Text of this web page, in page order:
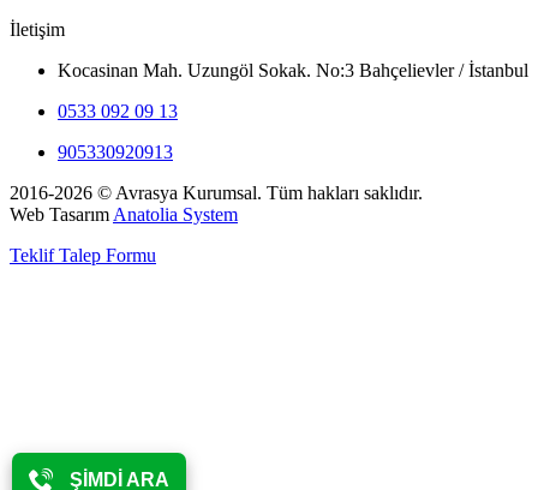
ŞİMDİ ARA
İletişim
Kocasinan Mah. Uzungöl Sokak. No:3 Bahçelievler / İstanbul
0533 092 09 13
905330920913
2016-2026 © Avrasya Kurumsal. Tüm hakları saklıdır.
Web Tasarım Anatolia System
Teklif Talep Formu